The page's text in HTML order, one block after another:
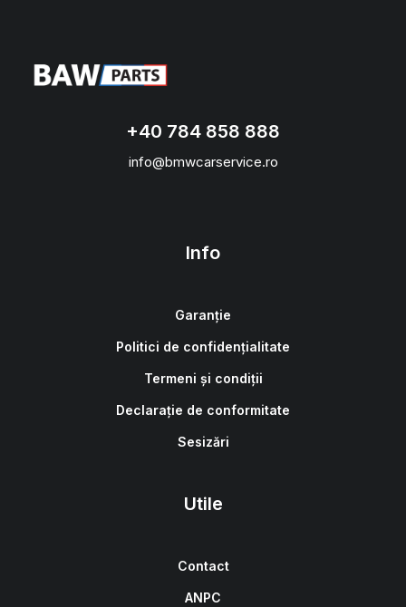
+40 784 858 888
info@bmwcarservice.ro
Info
Garanție
Politici de confidențialitate
Termeni și condiții
Declarație de conformitate
Sesizări
Utile
Contact
ANPC